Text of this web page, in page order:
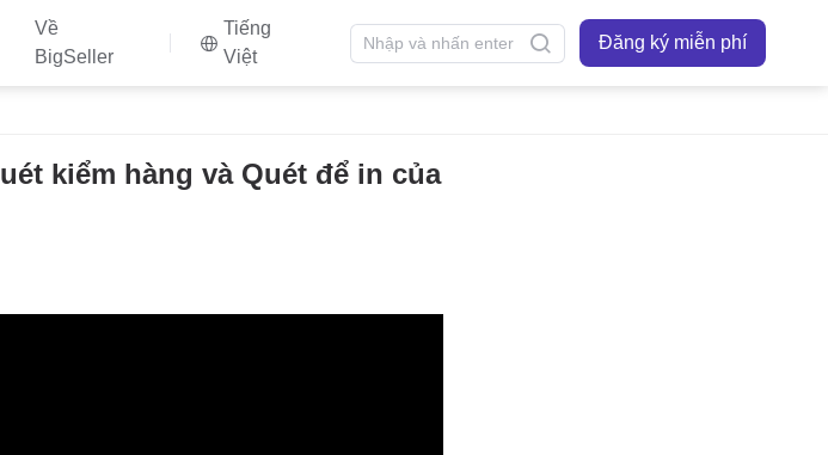
Về
BigSeller
Tiếng
Việt
Đăng ký miễn phí
kiểm hàng và Quét để in của